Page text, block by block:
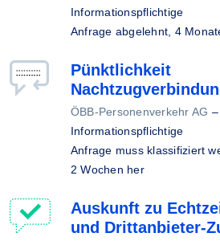
Informationspflichtige
Anfrage abgelehnt, 4
Pünktlichkeit
ÖBB-Personenverkehr AG
Informationspflichtige
Anfrage muss klassifiziert
2 Wochen her
Auskunft zu
und Drittanbieter-